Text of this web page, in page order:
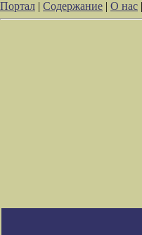
Портал | Содержание | О нас |